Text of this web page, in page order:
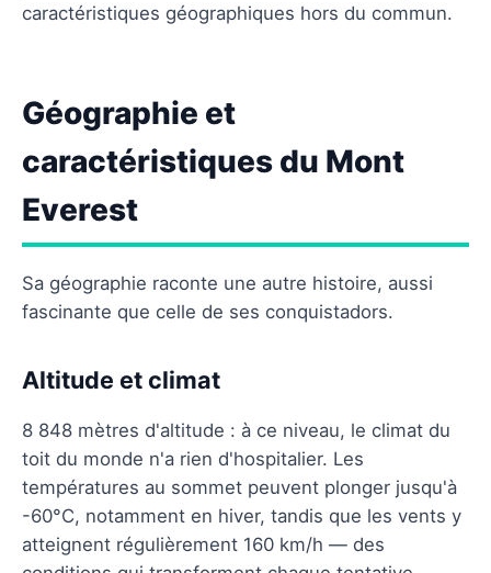
caractéristiques géographiques hors du commun.
Géographie et
caractéristiques du Mont
Everest
Sa géographie raconte une autre histoire, aussi
fascinante que celle de ses conquistadors.
Altitude et climat
8 848 mètres d'altitude : à ce niveau, le climat du
toit du monde n'a rien d'hospitalier. Les
températures au sommet peuvent plonger jusqu'à
-60°C, notamment en hiver, tandis que les vents y
atteignent régulièrement 160 km/h — des